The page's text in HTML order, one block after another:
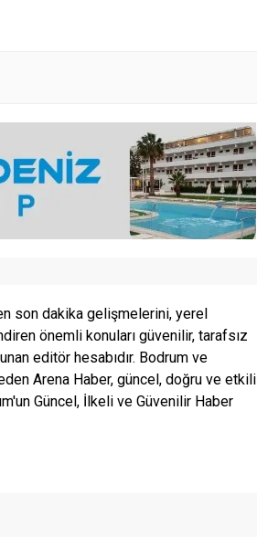
son dakika gelişmelerini, yerel
önemli konuları güvenilir, tarafsız
editör hesabıdır. Bodrum ve
Arena Haber, güncel, doğru ve etkili
Güncel, İlkeli ve Güvenilir Haber